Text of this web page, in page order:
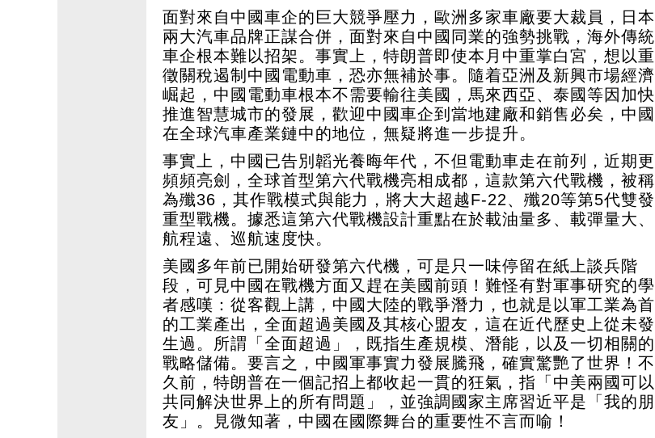
面對來自中國車企的巨大競爭壓力，歐洲多家車廠要大裁員，日本
兩大汽車品牌正謀合併，面對來自中國同業的強勢挑戰，海外傳統
車企根本難以招架。事實上，特朗普即使本月中重掌白宮，想以重
徵關稅遏制中國電動車，恐亦無補於事。隨着亞洲及新興市場經濟
崛起，中國電動車根本不需要輸往美國，馬來西亞、泰國等因加快
推進智慧城市的發展，歡迎中國車企到當地建廠和銷售必矣，中國
在全球汽車產業鏈中的地位，無疑將進一步提升。
事實上，中國已告別韜光養晦年代，不但電動車走在前列，近期更
頻頻亮劍，全球首型第六代戰機亮相成都，這款第六代戰機，被稱
為殲36，其作戰模式與能力，將大大超越F-22、殲20等第5代雙發
重型戰機。據悉這第六代戰機設計重點在於載油量多、載彈量大、
航程遠、巡航速度快。
美國多年前已開始研發第六代機，可是只一味停留在紙上談兵階
段，可見中國在戰機方面又趕在美國前頭！難怪有對軍事研究的學
者感嘆：從客觀上講，中國大陸的戰爭潛力，也就是以軍工業為首
的工業產出，全面超過美國及其核心盟友，這在近代歷史上從未發
生過。所謂「全面超過」，既指生產規模、潛能，以及一切相關的
戰略儲備。要言之，中國軍事實力發展騰飛，確實驚艷了世界！不
久前，特朗普在一個記招上都收起一貫的狂氣，指「中美兩國可以
共同解決世界上的所有問題」，並強調國家主席習近平是「我的朋
友」。見微知著，中國在國際舞台的重要性不言而喻！